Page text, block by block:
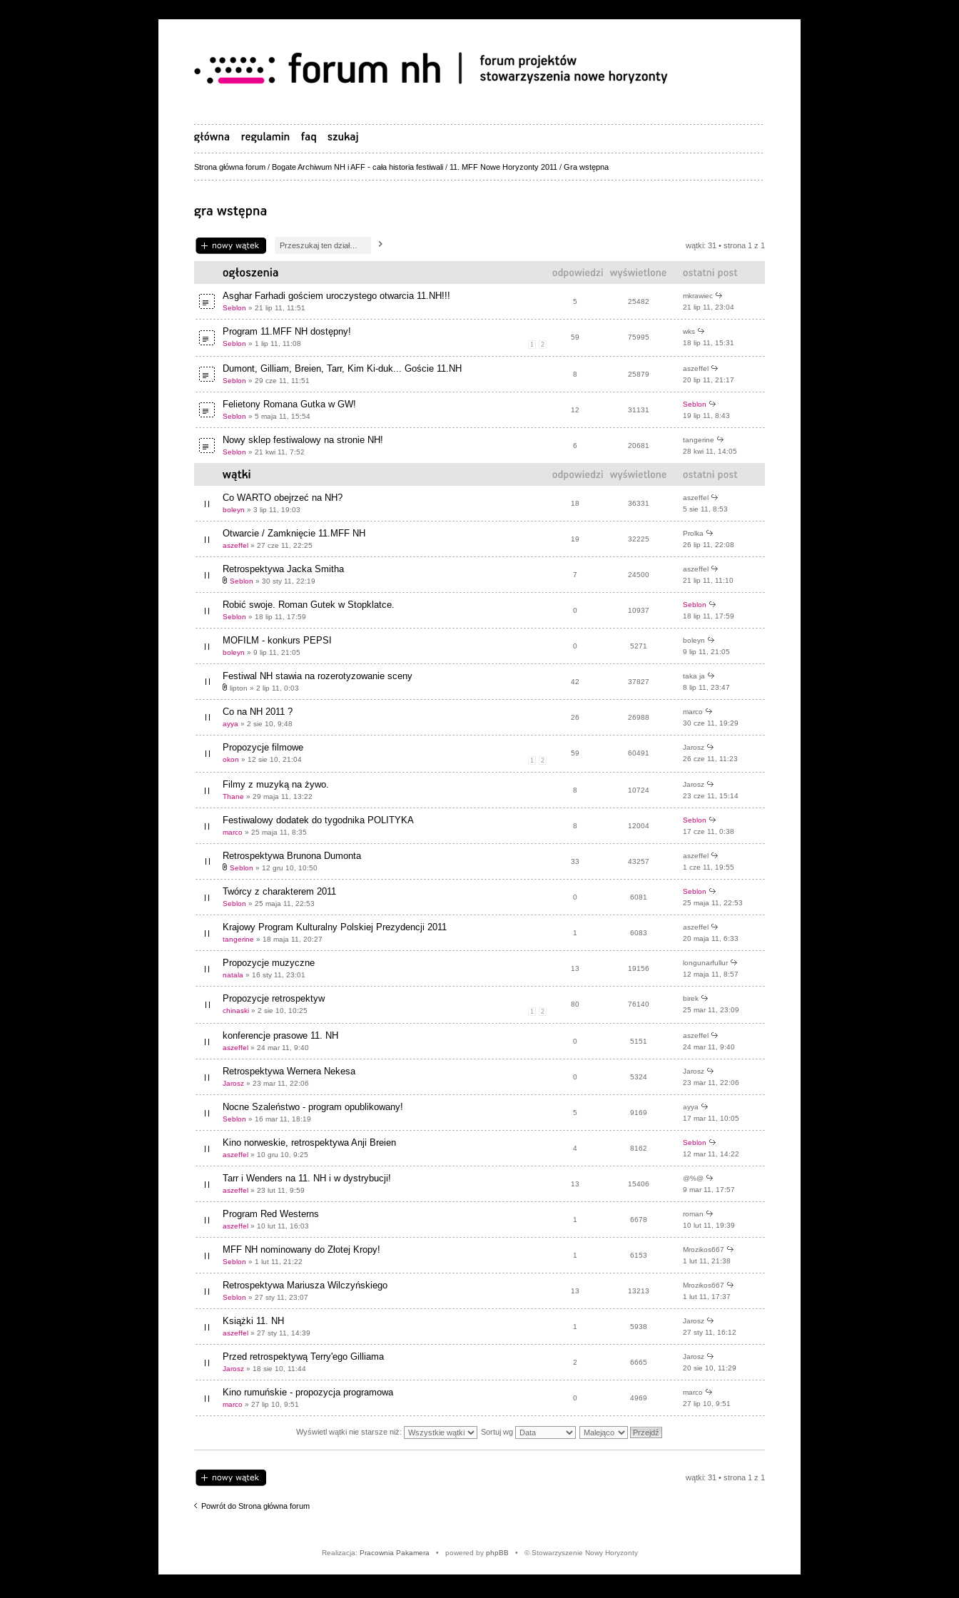
Strona główna forum / Bogate Archiwum NH i AFF - cała historia festiwali / 11. MFF Nowe Horyzonty 2011 / Gra wstępna
Napisz wątek wątki: 31 • strona 1 z 1
Asghar Farhadi gościem uroczystego otwarcia 11.NH!!!
Seblon » 21 lip 11, 11:51
5 25482
mkrawiec
21 lip 11, 23:04
Program 11.MFF NH dostępny!
1 2
Seblon » 1 lip 11, 11:08
59 75995
wks
18 lip 11, 15:31
Dumont, Gilliam, Breien, Tarr, Kim Ki-duk... Goście 11.NH
Seblon » 29 cze 11, 11:51
8 25879
aszeffel
20 lip 11, 21:17
Felietony Romana Gutka w GW!
Seblon » 5 maja 11, 15:54
12 31131
Seblon
19 lip 11, 8:43
Nowy sklep festiwalowy na stronie NH!
Seblon » 21 kwi 11, 7:52
6 20681
tangerine
28 kwi 11, 14:05
Co WARTO obejrzeć na NH?
boleyn » 3 lip 11, 19:03
18 36331
aszeffel
5 sie 11, 8:53
Otwarcie / Zamknięcie 11.MFF NH
aszeffel » 27 cze 11, 22:25
19 32225
Prolka
26 lip 11, 22:08
Retrospektywa Jacka Smitha
Seblon » 30 sty 11, 22:19
7 24500
aszeffel
21 lip 11, 11:10
Robić swoje. Roman Gutek w Stopklatce.
Seblon » 18 lip 11, 17:59
0 10937
Seblon
18 lip 11, 17:59
MOFILM - konkurs PEPSI
boleyn » 9 lip 11, 21:05
0 5271
boleyn
9 lip 11, 21:05
Festiwal NH stawia na rozerotyzowanie sceny
lipton » 2 lip 11, 0:03
42 37827
taka ja
8 lip 11, 23:47
Co na NH 2011 ?
ayya » 2 sie 10, 9:48
26 26988
marco
30 cze 11, 19:29
Propozycje filmowe
1 2
okon » 12 sie 10, 21:04
59 60491
Jarosz
26 cze 11, 11:23
Filmy z muzyką na żywo.
Thane » 29 maja 11, 13:22
8 10724
Jarosz
23 cze 11, 15:14
Festiwalowy dodatek do tygodnika POLITYKA
marco » 25 maja 11, 8:35
8 12004
Seblon
17 cze 11, 0:38
Retrospektywa Brunona Dumonta
Seblon » 12 gru 10, 10:50
33 43257
aszeffel
1 cze 11, 19:55
Twórcy z charakterem 2011
Seblon » 25 maja 11, 22:53
0 6081
Seblon
25 maja 11, 22:53
Krajowy Program Kulturalny Polskiej Prezydencji 2011
tangerine » 18 maja 11, 20:27
1 6083
aszeffel
20 maja 11, 6:33
Propozycje muzyczne
natala » 16 sty 11, 23:01
13 19156
longunarfullur
12 maja 11, 8:57
Propozycje retrospektyw
1 2
chinaski » 2 sie 10, 10:25
80 76140
birek
25 mar 11, 23:09
konferencje prasowe 11. NH
aszeffel » 24 mar 11, 9:40
0 5151
aszeffel
24 mar 11, 9:40
Retrospektywa Wernera Nekesa
Jarosz » 23 mar 11, 22:06
0 5324
Jarosz
23 mar 11, 22:06
Nocne Szaleństwo - program opublikowany!
Seblon » 16 mar 11, 18:19
5 9169
ayya
17 mar 11, 10:05
Kino norweskie, retrospektywa Anji Breien
aszeffel » 10 gru 10, 9:25
4 8162
Seblon
12 mar 11, 14:22
Tarr i Wenders na 11. NH i w dystrybucji!
aszeffel » 23 lut 11, 9:59
13 15406
@%@
9 mar 11, 17:57
Program Red Westerns
aszeffel » 10 lut 11, 16:03
1 6678
roman
10 lut 11, 19:39
MFF NH nominowany do Złotej Kropy!
Seblon » 1 lut 11, 21:22
1 6153
Mrozikos667
1 lut 11, 21:38
Retrospektywa Mariusza Wilczyńskiego
Seblon » 27 sty 11, 23:07
13 13213
Mrozikos667
1 lut 11, 17:37
Książki 11. NH
aszeffel » 27 sty 11, 14:39
1 5938
Jarosz
27 sty 11, 16:12
Przed retrospektywą Terry'ego Gilliama
Jarosz » 18 sie 10, 11:44
2 6665
Jarosz
20 sie 10, 11:29
Kino rumuńskie - propozycja programowa
marco » 27 lip 10, 9:51
0 4969
marco
27 lip 10, 9:51
Wyświetl wątki nie starsze niż: Sortuj wg
Napisz wątek wątki: 31 • strona 1 z 1
Powrót do Strona główna forum
Realizacja: Pracownia Pakamera • powered by phpBB • © Stowarzyszenie Nowy Horyzonty